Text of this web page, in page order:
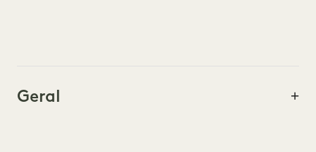
Geral